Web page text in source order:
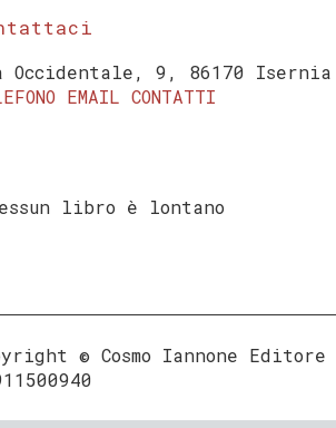
Occidentale, 9, 86170
EMAIL CONTATTI
© Cosmo Iannone